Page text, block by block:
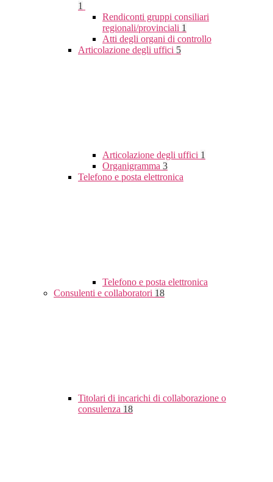
1
Rendiconti gruppi consiliari
regionali/provinciali 1
Atti degli organi di controllo
Articolazione degli uffici 5
Articolazione degli uffici 1
Organigramma 3
Telefono e posta elettronica
Telefono e posta elettronica
Consulenti e collaboratori 18
Titolari di incarichi di collaborazione o
consulenza 18